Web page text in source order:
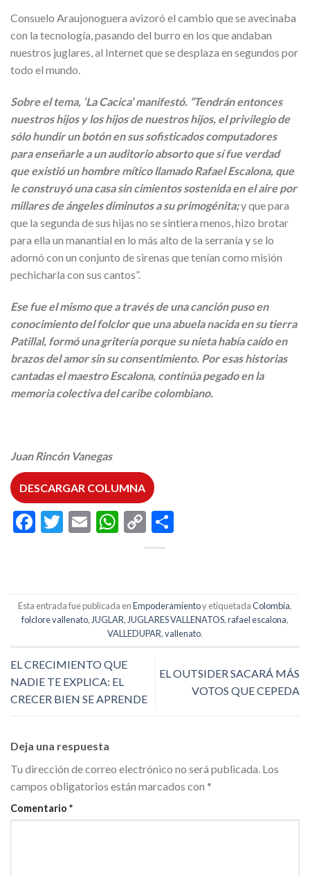
Consuelo Araujonoguera avizoró el cambio que se avecinaba
con la tecnología, pasando del burro en los que andaban
nuestros juglares, al Internet que se desplaza en segundos por
todo el mundo.
Sobre el tema, ‘La Cacica’ manifestó. “Tendrán entonces
nuestros hijos y los hijos de nuestros hijos, el privilegio de
sólo hundir un botón en sus sofisticados computadores
para enseñarle a un auditorio absorto que sí fue verdad
que existió un hombre mítico llamado Rafael Escalona, que
le construyó una casa sin cimientos sostenida en el aire por
millares de ángeles diminutos a su primogénita;y que para
que la segunda de sus hijas no se sintiera menos, hizo brotar
para ella un manantial en lo más alto de la serranía y se lo
adornó con un conjunto de sirenas que tenían como misión
pechicharla con sus cantos”.
Ese fue el mismo que a través de una canción puso en
conocimiento del folclor que una abuela nacida en su tierra
Patillal, formó una gritería porque su nieta había caído en
brazos del amor sin su consentimiento. Por esas historias
cantadas el maestro Escalona, continúa pegado en la
memoria colectiva del caribe colombiano.
Juan Rincón Vanegas
DESCARGAR COLUMNA
Facebook
Twitter
EmailWhatsApp
Copy
Link
Esta entrada fue publicada enEmpoderamientoy etiquetadaColombia,
folclore vallenato,JUGLAR,JUGLARES VALLENATOS,rafael escalona,
VALLEDUPAR,vallenato.
EL CRECIMIENTO QUE
NADIE TE EXPLICA: EL
CRECER BIEN SE APRENDE
EL OUTSIDER SACARÁ MÁS
VOTOS QUE CEPEDA
Deja una respuesta
Tu dirección de correo electrónico no será publicada. Los
campos obligatorios están marcados con *
Comentario *